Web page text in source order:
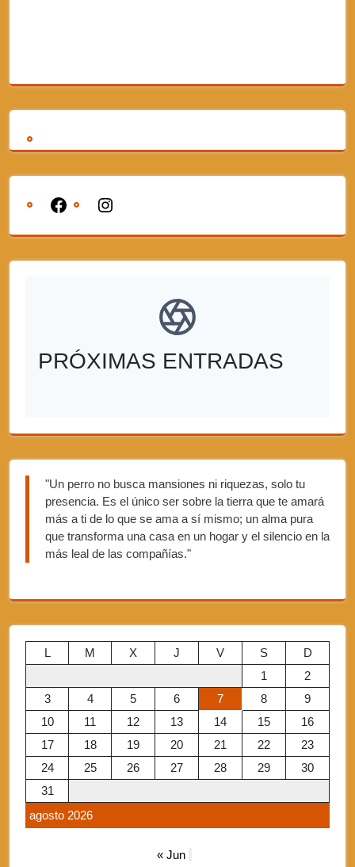
PRÓXIMAS ENTRADAS
"Un perro no busca mansiones ni riquezas, solo tu
presencia. Es el único ser sobre la tierra que te amará
más a ti de lo que se ama a sí mismo; un alma pura
que transforma una casa en un hogar y el silencio en la
más leal de las compañías."
agosto 2026
L M X J V S
D
1
2
3
4 5 6 7 8
9
10
11 12 13 14 15
16
17
18 19 20 21 22
23
24
25 26 27 28 29
30
31
« Jun